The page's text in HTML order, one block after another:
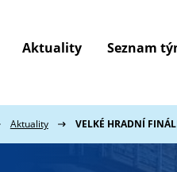
Aktuality Seznam
Aktuality VELKÉ HRADNÍ